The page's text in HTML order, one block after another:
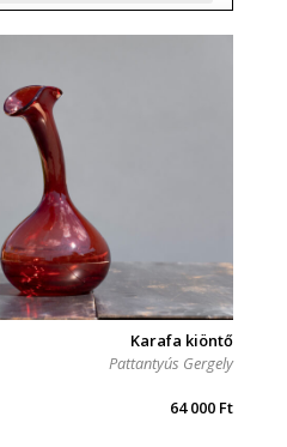
Pattantyús Gergely
Karafa kiöntő
64 000 Ft